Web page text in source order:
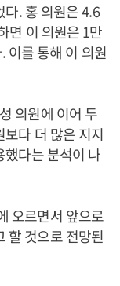
. 홍 의원은 4.6
면 이 의원은 1만
이를 통해 이 의원
의원에 이어 두
다 더 많은 지지
했다는 분석이 나
오르면서 앞으로
할 것으로 전망된